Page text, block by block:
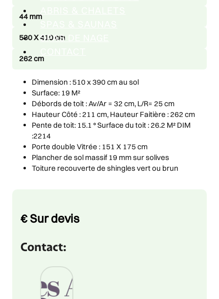
SPAS DE NAGE
44 mm
530 X 410 cm
262 cm
Dimension : 510 x 390 cm au sol
Surface: 19 M²
Débords de toit : Av/Ar = 32 cm, L/R= 25 cm
Hauteur Côté : 211 cm, Hauteur Faitière : 262 cm
Pente de toit: 15.1 ° Surface du toit : 26.2 M² DIM
:2214
Porte double Vitrée : 151 X 175 cm
Plancher de sol massif 19 mm sur solives
Toiture recouverte de shingles vert ou brun
Price
€Sur devis
Contact: